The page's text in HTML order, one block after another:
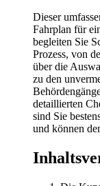
Dieser
Fahrplan für
begleiten Sie
Prozess, von
über die
zu den
detaillierten
sind Sie
und können